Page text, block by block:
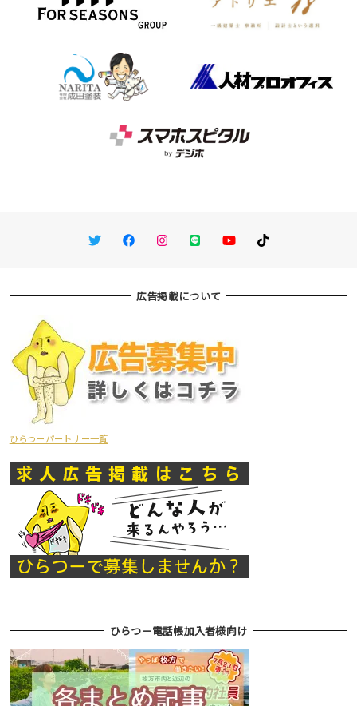
TwitterFacebookInstagram
LINE You TubeTikTok
広告掲載について
ひらつーパートナー一覧
ひらつー電話帳加入者様向け